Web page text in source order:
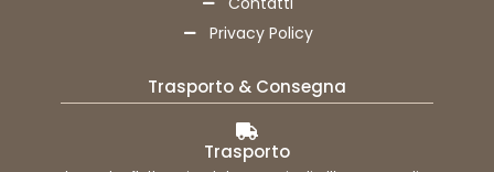
Privacy Policy
Trasporto & Consegna
Trasporto